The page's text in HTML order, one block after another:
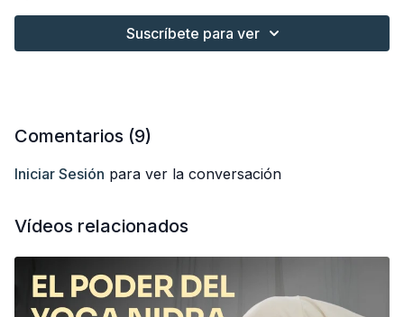
Un sankalpa te ayudará a
como ser humano, manteniendo una vida mas sana,
Suscríbete para ver
Comentarios (9)
Iniciar Sesión para ver la conversación
Vídeos relacionados